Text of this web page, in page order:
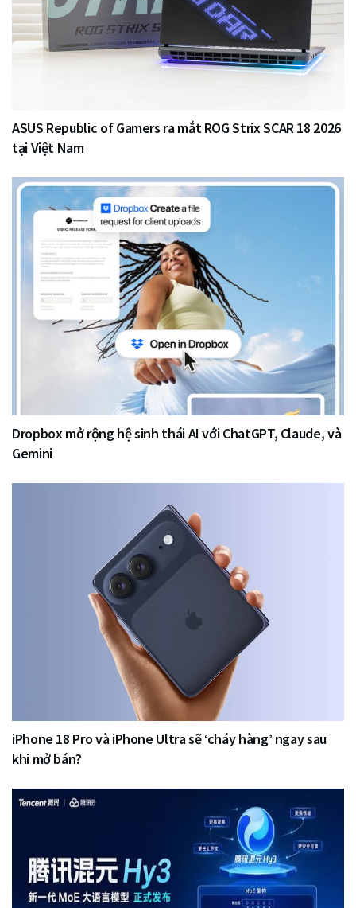
ASUS Republic of Gamers ra mắt ROG Strix SCAR 18 2026
tại Việt Nam
Dropbox mở rộng hệ sinh thái AI với ChatGPT, Claude, và
Gemini
iPhone 18 Pro và iPhone Ultra sẽ ‘cháy hàng’ ngay sau
khi mở bán?